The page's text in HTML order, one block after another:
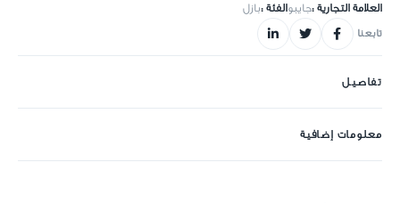
العلامة التجارية : جايبوالفئة : بازل
تابعنا
تفاصيل
معلومات إضافية